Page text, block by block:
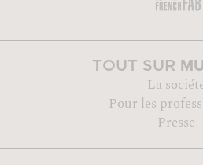
TOUT SUR
La
Pour les
Presse